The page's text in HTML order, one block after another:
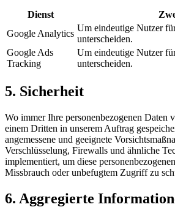
Dienst
Google Analytics
Um eindeutige Nutzer
unterscheiden.
Google Ads
Tracking
Um eindeutige Nutzer
unterscheiden.
5. Sicherheit
Wo immer Ihre personenbezogenen Daten
einem Dritten in unserem Auftrag
angemessene und geeignete
Verschlüsselung, Firewalls und ähnliche
implementiert, um diese
Missbrauch oder unbefugtem Zugriff zu
6. Aggregierte